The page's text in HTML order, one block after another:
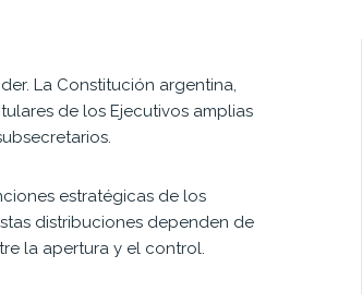
La Constitución argentina,
de los Ejecutivos amplias
estratégicas de los
distribuciones dependen de
la apertura y el control.